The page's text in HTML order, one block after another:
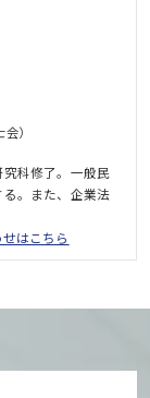
）
科修了。一般民
。また、企業法
はこちら